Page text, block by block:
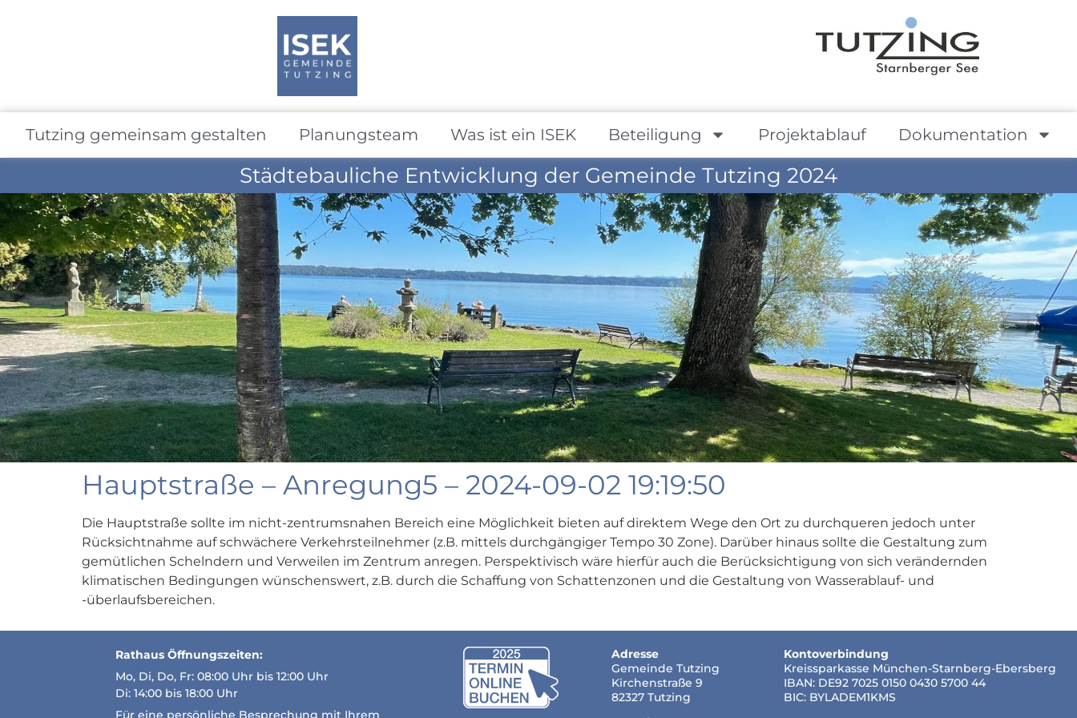
Tutzing gemeinsam gestalten Planungsteam Was ist ein ISEK Beteiligung Projektablauf Dokumentation
Städtebauliche Entwicklung der Gemeinde Tutzing 2024
Hauptstraße – Anregung5 – 2024-09-02 19:19:50
Die Hauptstraße sollte im nicht-zentrumsnahen Bereich eine Möglichkeit bieten auf direktem Wege den Ort zu durchqueren jedoch unter
Rücksichtnahme auf schwächere Verkehrsteilnehmer (z.B. mittels durchgängiger Tempo 30 Zone). Darüber hinaus sollte die Gestaltung zum
gemütlichen Schelndern und Verweilen im Zentrum anregen. Perspektivisch wäre hierfür auch die Berücksichtigung von sich verändernden
klimatischen Bedingungen wünschenswert, z.B. durch die Schaffung von Schattenzonen und die Gestaltung von Wasserablauf- und
-überlaufsbereichen.
Rathaus Öffnungszeiten:
Mo, Di, Do, Fr: 08:00 Uhr bis 12:00 Uhr
Di: 14:00 bis 18:00 Uhr
Für eine persönliche Besprechung mit Ihrem
Adresse
Gemeinde Tutzing
Kirchenstraße 9
82327 Tutzing
Kontoverbindung
Kreissparkasse München-Starnberg-Ebersberg
IBAN: DE92 7025 0150 0430 5700 44
BIC: BYLADEM1KMS